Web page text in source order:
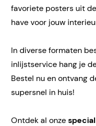
favoriete posters uit
have voor jouw
In diverse formaten
inlijstservice hang je
Bestel nu en ontvang
supersnel in huis!
Ontdek al onze